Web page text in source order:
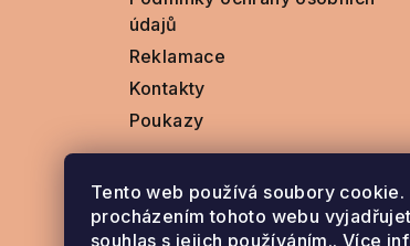
Tento web používá soubory cookie.
procházením tohoto webu
souhlas s jejich používáním.. Více
údajů
Reklamace
Kontakty
Poukazy